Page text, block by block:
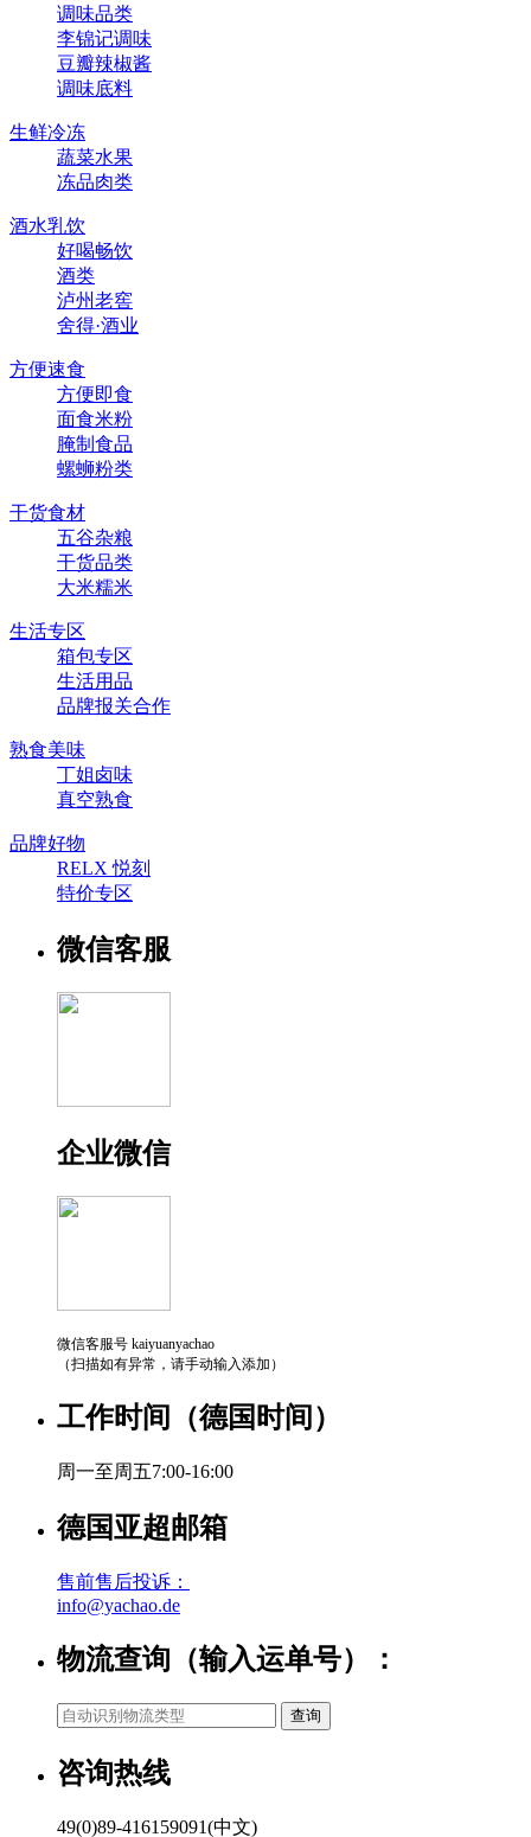
调味品类
李锦记调味
豆瓣辣椒酱
调味底料
生鲜冷冻
蔬菜水果
冻品肉类
酒水乳饮
好喝畅饮
酒类
泸州老窖
舍得·酒业
方便速食
方便即食
面食米粉
腌制食品
螺蛳粉类
干货食材
五谷杂粮
干货品类
大米糯米
生活专区
箱包专区
生活用品
品牌报关合作
熟食美味
丁姐卤味
真空熟食
品牌好物
RELX 悦刻
特价专区
微信客服
企业微信
微信客服号 kaiyuanyachao
（扫描如有异常，请手动输入添加）
工作时间（德国时间）
周一至周五7:00-16:00
德国亚超邮箱
售前售后投诉：
info@yachao.de
物流查询（输入运单号）：
咨询热线
49(0)89-416159091(中文)